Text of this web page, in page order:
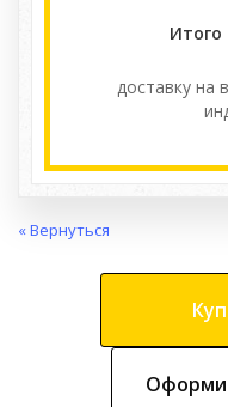
Итого
доставку на
« Вернуться